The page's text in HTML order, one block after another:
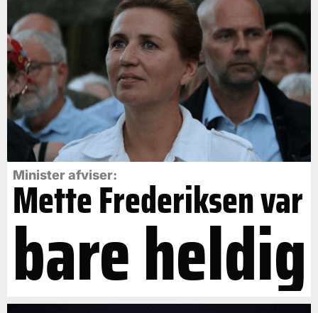
Minister afviser:
Mette Frederiksen var
bare heldig